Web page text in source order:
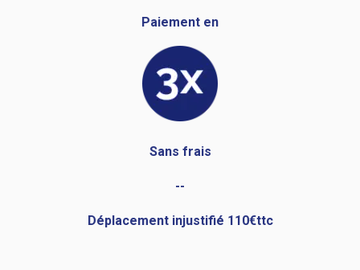
Paiement en
Sans frais
--
Déplacement injustifié 110€ttc